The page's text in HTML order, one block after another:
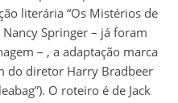
literária “Os Mistérios de
Springer – já foram
– , a adaptação marca
do diretor Harry Bradbeer
O roteiro é de Jack